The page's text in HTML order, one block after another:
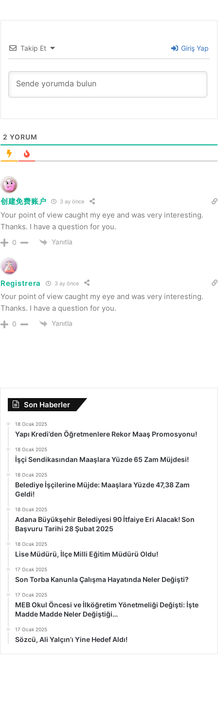
Takip Et Giriş Yap
2 YORUM
创建免费账户 3 ay önce
Your point of view caught my eye and was very interesting.
Thanks. I have a question for you.
0 Yanıtla
Registrera 3 ay önce
Your point of view caught my eye and was very interesting.
Thanks. I have a question for you.
0 Yanıtla
Son Haberler
18 Ocak 2025
Yapı Kredi’den Öğretmenlere Rekor Maaş Promosyonu!
18 Ocak 2025
İşçi Sendikasından Maaşlara Yüzde 65 Zam Müjdesi!
18 Ocak 2025
Belediye İşçilerine Müjde: Maaşlara Yüzde 47,38 Zam
Geldi!
18 Ocak 2025
Adana Büyükşehir Belediyesi 90 İtfaiye Eri Alacak! Son
Başvuru Tarihi 28 Şubat 2025
18 Ocak 2025
Lise Müdürü, İlçe Milli Eğitim Müdürü Oldu!
17 Ocak 2025
Son Torba Kanunla Çalışma Hayatında Neler Değişti?
17 Ocak 2025
MEB Okul Öncesi ve İlköğretim Yönetmeliği Değişti: İşte
Madde Madde Neler Değiştiği…
17 Ocak 2025
Sözcü, Ali Yalçın’ı Yine Hedef Aldı!